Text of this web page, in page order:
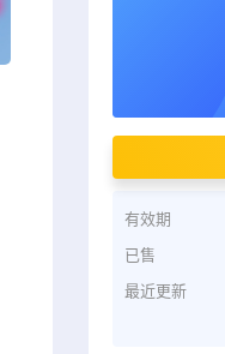
有效期
已售
最近更新